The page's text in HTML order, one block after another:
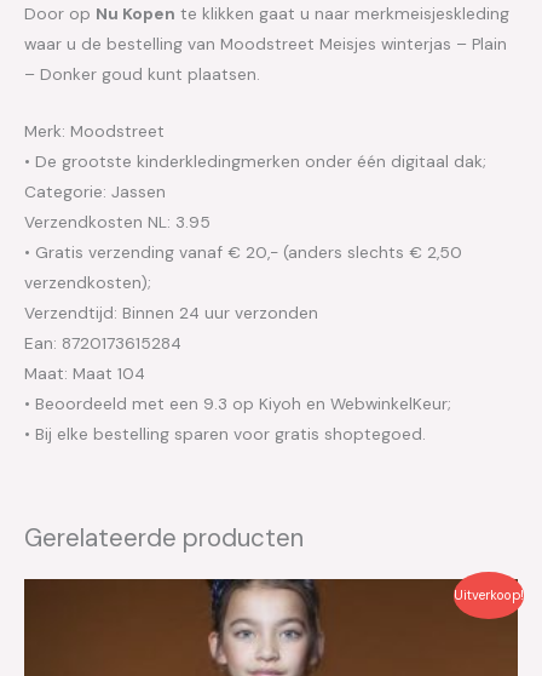
Door op Nu Kopen te klikken gaat u naar merkmeisjeskleding
waar u de bestelling van Moodstreet Meisjes winterjas – Plain
– Donker goud kunt plaatsen.
Merk: Moodstreet
• De grootste kinderkledingmerken onder één digitaal dak;
Categorie: Jassen
Verzendkosten NL: 3.95
• Gratis verzending vanaf € 20,- (anders slechts € 2,50
verzendkosten);
Verzendtijd: Binnen 24 uur verzonden
Ean: 8720173615284
Maat: Maat 104
• Beoordeeld met een 9.3 op Kiyoh en WebwinkelKeur;
• Bij elke bestelling sparen voor gratis shoptegoed.
Gerelateerde producten
Uitverkoop!